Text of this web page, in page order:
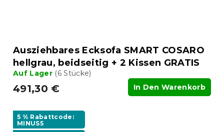
Ausziehbares Ecksofa SMART COSARO
hellgrau, beidseitig + 2 Kissen GRATIS
Auf Lager (6 Stücke)
491,30 € In Den Warenkorb
5 % Rabattcode:
MINUS5